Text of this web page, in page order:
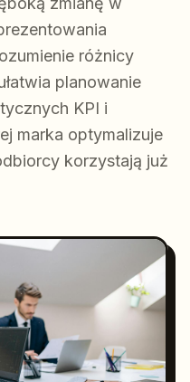
różnicy
planowanie
KPI i
marka optymalizuje
korzystają już